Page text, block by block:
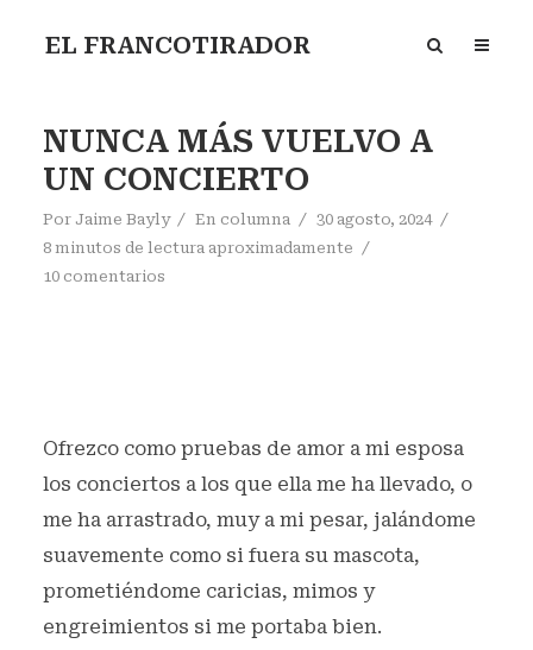
EL FRANCOTIRADOR
NUNCA MÁS VUELVO A
UN CONCIERTO
Por Jaime Bayly En columna
30 agosto, 2024
8 minutos de lectura aproximadamente
10 comentarios
Ofrezco como pruebas de amor a mi esposa
los conciertos a los que ella me ha llevado, o
me ha arrastrado, muy a mi pesar, jalándome
suavemente como si fuera su mascota,
prometiéndome caricias, mimos y
engreimientos si me portaba bien.